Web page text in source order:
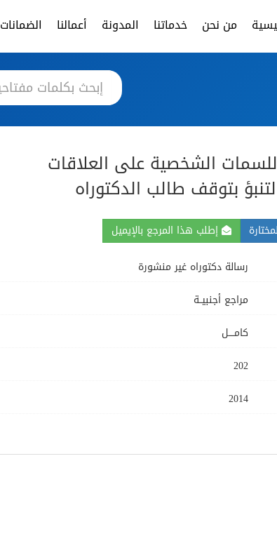
من نحن خدماتنا المدونة أعمالنا الضمانات
للسمات الشخصية على العلاقات
بتوقف طالب الدكتوراه
إطلب هذا المرجع بالإيميل
رسالة دكتوراه غير منشورة
مراجع أجنبيــة
كامــــل
202
2014